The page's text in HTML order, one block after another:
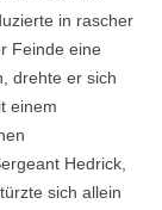
in rascher
Feinde eine
drehte er sich
einem
Hedrick,
sich allein